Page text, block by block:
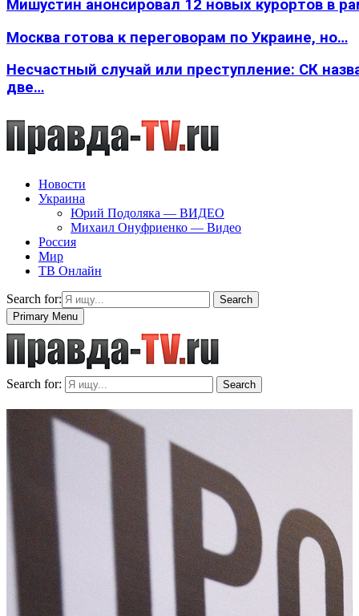
Мишустин анонсировал 12 новых курортов в
Москва готова к переговорам по Украине, но…
Несчастный случай или преступление: СК
две…
Новости
Украина
Юрий Подоляка — ВИДЕО
Михаил Онуфриенко — Видео
Россия
Мир
ТВ Онлайн
Search for:
Search
Primary Menu
Search for: Search